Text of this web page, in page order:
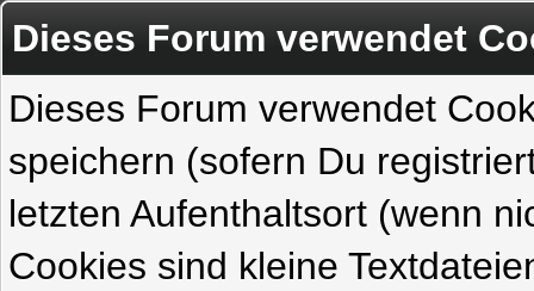
Dieses Forum verwendet
Dieses Forum verwendet
speichern (sofern Du
letzten Aufenthaltsort (wenn
Cookies sind kleine